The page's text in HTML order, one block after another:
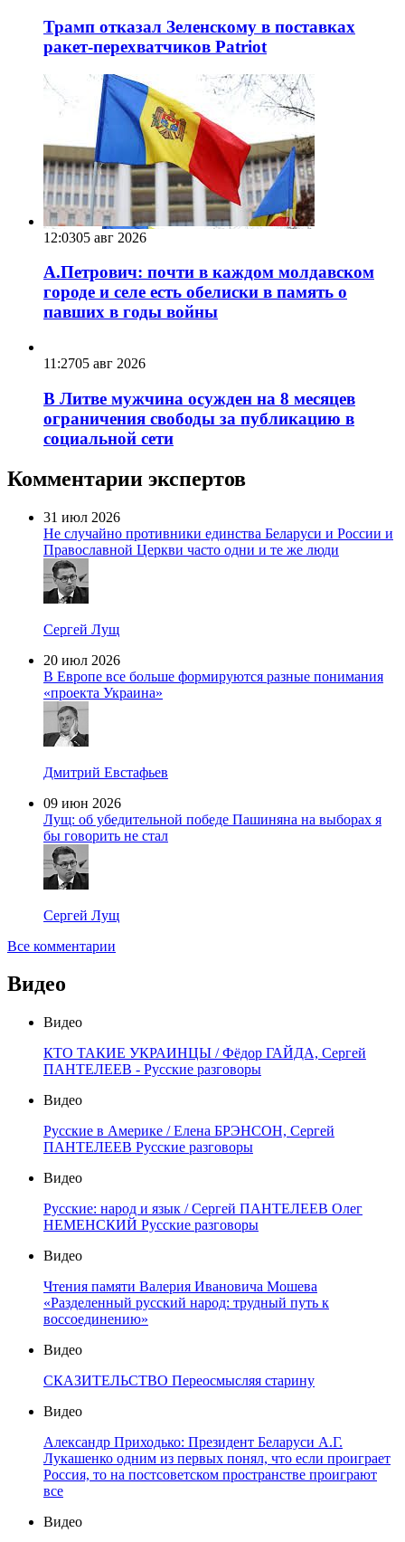
Трамп отказал Зеленскому в поставках
ракет-перехватчиков Patriot
12:0305 авг 2026
А.Петрович: почти в каждом молдавском
городе и селе есть обелиски в память о
павших в годы войны
11:2705 авг 2026
В Литве мужчина осужден на 8 месяцев
ограничения свободы за публикацию в
социальной сети
Комментарии экспертов
31 июл 2026
Не случайно противники единства Беларуси и России и
Православной Церкви часто одни и те же люди
Сергей Лущ
20 июл 2026
В Европе все больше формируются разные понимания
«проекта Украина»
Дмитрий Евстафьев
09 июн 2026
Лущ: об убедительной победе Пашиняна на выборах я
бы говорить не стал
Сергей Лущ
Все комментарии
Видео
Видео
КТО ТАКИЕ УКРАИНЦЫ / Фёдор ГАЙДА, Сергей
ПАНТЕЛЕЕВ - Русские разговоры
Видео
Русские в Америке / Елена БРЭНСОН, Сергей
ПАНТЕЛЕЕВ Русские разговоры
Видео
Русские: народ и язык / Сергей ПАНТЕЛЕЕВ Олег
НЕМЕНСКИЙ Русские разговоры
Видео
Чтения памяти Валерия Ивановича Мошева
«Разделенный русский народ: трудный путь к
воссоединению»
Видео
СКАЗИТЕЛЬСТВО Переосмысляя старину
Видео
Александр Приходько: Президент Беларуси А.Г.
Лукашенко одним из первых понял, что если проиграет
Россия, то на постсоветском пространстве проиграют
все
Видео